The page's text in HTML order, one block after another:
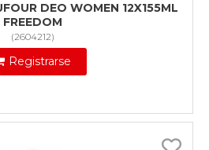
DEO WOMEN 12X155ML
FREEDOM
(2604212)
Registrarse